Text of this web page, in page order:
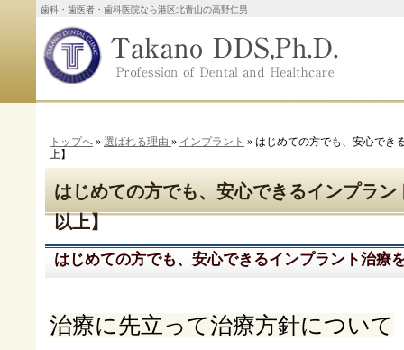
はじめての方でも、安心できるインプラン
以上】
歯科・歯医者・歯科医院なら港区北青山の高野仁男
トップへ » 選ばれる理由 » インプラント » はじめての方でも、安心でき
上】
はじめての方でも、安心できるインプラント治療
治療に先立って治療方針について